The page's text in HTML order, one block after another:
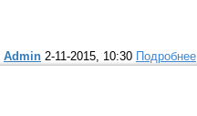
Admin2-11-2015, 10:30 Подробнее